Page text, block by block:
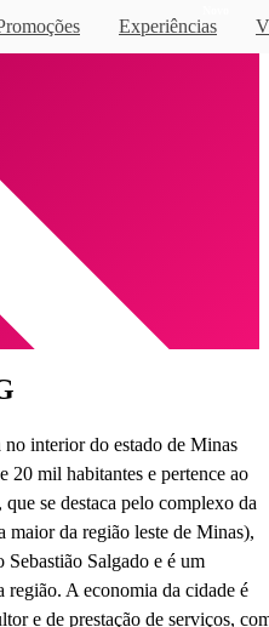
Experiências
interior do estado de Minas
20 mil habitantes e pertence ao
se destaca pelo complexo da
da região leste de Minas),
Salgado e é um
A economia da cidade é
e de prestação de serviços,